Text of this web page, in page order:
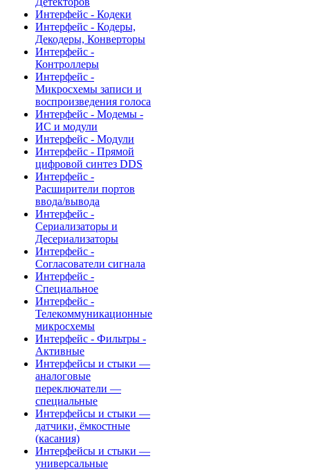
Интерфейс - Кодеки
Интерфейс - Кодеры,
Декодеры, Конверторы
Интерфейс -
Контроллеры
Интерфейс -
Микросхемы записи и
воспроизведения голоса
Интерфейс - Модемы -
ИС и модули
Интерфейс - Модули
Интерфейс - Прямой
цифровой синтез DDS
Интерфейс -
Расширители портов
ввода/вывода
Интерфейс -
Сериализаторы и
Десериализаторы
Интерфейс -
Согласователи сигнала
Интерфейс -
Специальное
Интерфейс -
Телекоммуникационные
микросхемы
Интерфейс - Фильтры -
Активные
Интерфейсы и стыки —
аналоговые
переключатели —
специальные
Интерфейсы и стыки —
датчики, ёмкостные
(касания)
Интерфейсы и стыки —
универсальные